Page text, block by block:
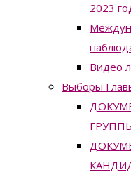
2023
Видео
Выборы